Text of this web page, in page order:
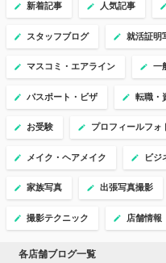
新着記事 人気記事
スタッフブログ 就活証明
マスコミ・エアライン 一
パスポート・ビザ 転職・
お受験 プロフィールフォ
メイク・ヘアメイク ビジ
家族写真 出張写真撮影
撮影テクニック 店舗情報
各店舗ブログ一覧